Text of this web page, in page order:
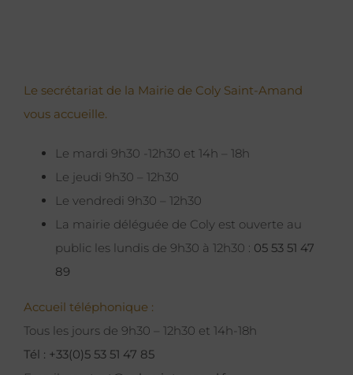
Le secrétariat de la Mairie de Coly Saint-Amand
vous accueille.
Le mardi 9h30 -12h30 et 14h – 18h
Le jeudi 9h30 – 12h30
Le vendredi 9h30 – 12h30
La mairie déléguée de Coly est ouverte au
public les lundis de 9h30 à 12h30 : 05 53 51 47
89
Accueil téléphonique :
Tous les jours de 9h30 – 12h30 et 14h-18h
Tél : +33(0)5 53 51 47 85